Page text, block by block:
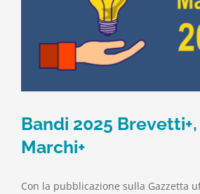
Bandi 2025
Marchi+
Con la pubblicazione sulla Gazzetta